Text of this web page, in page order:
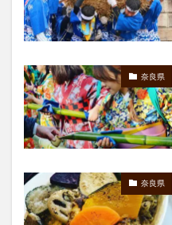
奈良県
奈良県